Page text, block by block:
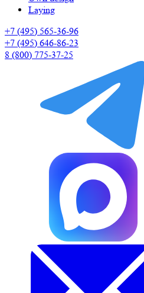
Laying
+7 (495) 565-36-96
+7 (495) 646-86-23
8 (800) 775-37-25